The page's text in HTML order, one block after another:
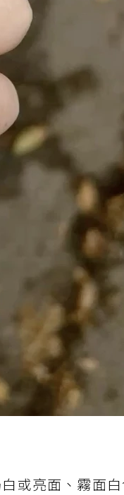
或亮面、霧面